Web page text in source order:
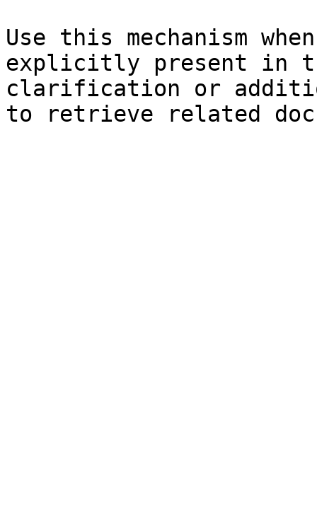
Use this mechanism
explicitly present in
clarification or